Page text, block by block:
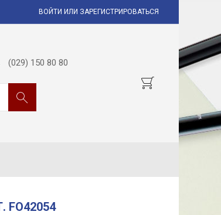
ВОЙТИ ИЛИ ЗАРЕГИСТРИРОВАТЬСЯ
(029) 150 80 80